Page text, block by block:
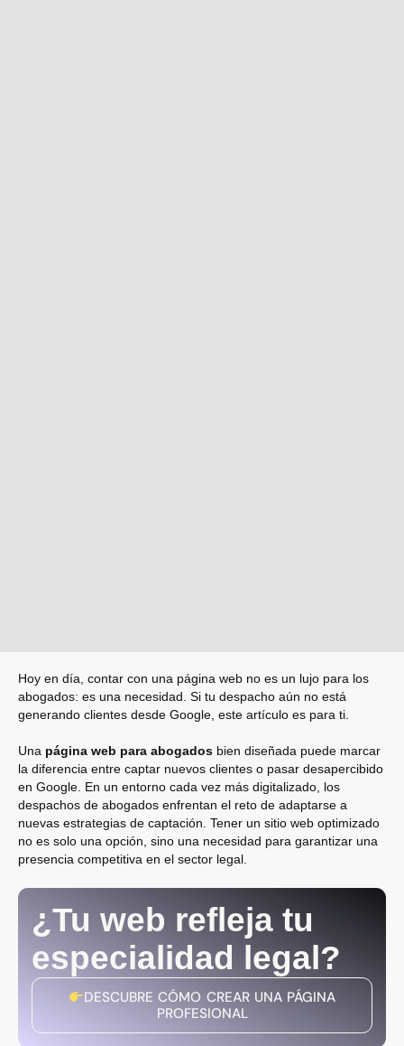
Hoy en día, contar con una página web no es un lujo para los
abogados: es una necesidad. Si tu despacho aún no está
generando clientes desde Google, este artículo es para ti.
Una página web para abogados bien diseñada puede marcar
la diferencia entre captar nuevos clientes o pasar desapercibido
en Google. En un entorno cada vez más digitalizado, los
despachos de abogados enfrentan el reto de adaptarse a
nuevas estrategias de captación. Tener un sitio web optimizado
no es solo una opción, sino una necesidad para garantizar una
presencia competitiva en el sector legal.
DESCUBRE CÓMO CREAR UNA PÁGINA
PROFESIONAL
¿Tu web refleja tu
especialidad legal?